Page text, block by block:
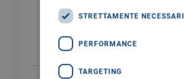
STRETTAMENTE NECESSARI
PERFORMANCE
TARGETING